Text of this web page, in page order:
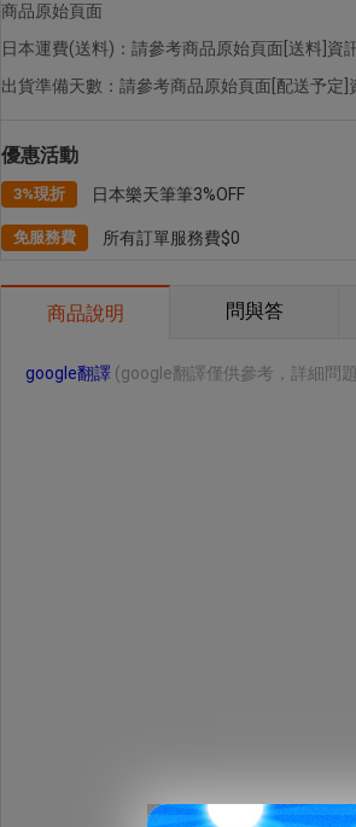
商品原始頁面
日本運費(送料)：請參考商品原始頁面[送料]資
出貨準備天數：請參考商品原始頁面[配送予定]
優惠活動
3%現折 日本樂天筆筆3%OFF
免服務費 所有訂單服務費$0
商品說明 問與答
google翻譯 (google翻譯僅供參考，詳細問